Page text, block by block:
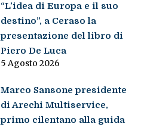
“L’idea di Europa e il suo
destino”, a Ceraso la
presentazione del libro di
Piero De Luca
5 Agosto 2026
Marco Sansone presidente
di Arechi Multiservice,
primo cilentano alla guida